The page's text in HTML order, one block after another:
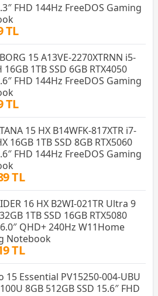
FHD 144Hz FreeDOS Gaming
TL
15 A13VE-2270XTRNN i5-
16GB 1TB SSD 6GB RTX4050
FHD 144Hz FreeDOS Gaming
TL
15 HX B14WFK-817XTR i7-
16GB 1TB SSD 8GB RTX5060
FHD 144Hz FreeDOS Gaming
TL
16 HX B2WI-021TR Ultra 9
1TB SSD 16GB RTX5080
QHD+ 240Hz W11Home
Notebook
TL
15 Essential PV15250-004-UBU
8GB 512GB SSD 15.6″ FHD